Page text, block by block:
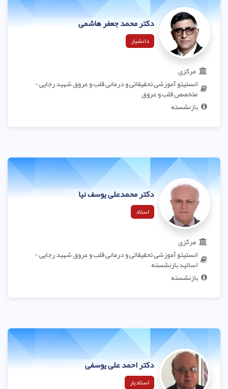
دکتر محمد جعفر هاشمی
دانشیار
مرکزی
انستیتو آموزشی تحقیقاتی و درمانی قلب و عروق شهید رجایی -
متخصص قلب و عروق
بازنشسته
دکتر محمدعلی یوسف نیا
استاد
مرکزی
انستیتو آموزشی تحقیقاتی و درمانی قلب و عروق شهید رجایی -
اساتید بازنشسته
بازنشسته
دکتر احمد علی یوسفی
استادیار